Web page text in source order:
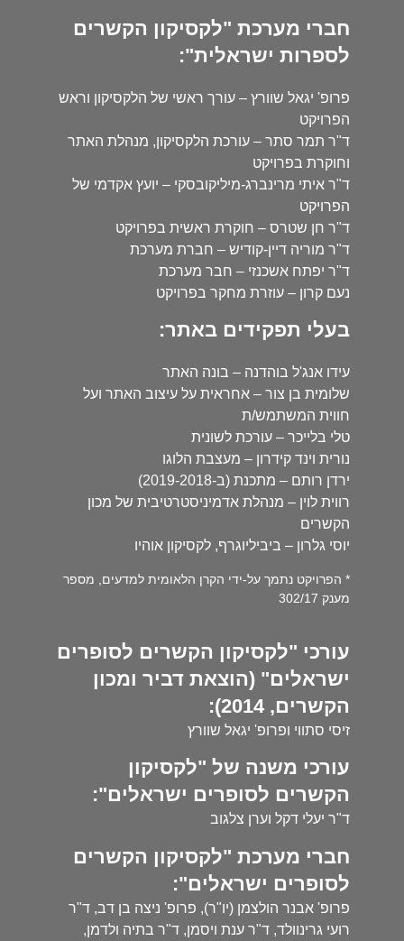
חברי מערכת "לקסיקון הקשרים
לספרות ישראלית":
פרופ' יגאל שוורץ – עורך ראשי של הלקסיקון וראש
הפרויקט
ד"ר תמר סתר – עורכת הלקסיקון, מנהלת האתר
וחוקרת בפרויקט
ד"ר איתי מרינברג-מיליקובסקי – יועץ אקדמי של
הפרויקט
ד"ר חן שטרס – חוקרת ראשית בפרויקט
ד"ר מוריה דיין-קודיש – חברת מערכת
ד"ר יפתח אשכנזי – חבר מערכת
נעם קרון – עוזרת מחקר בפרויקט
בעלי תפקידים באתר:
עידו אנג'ל בוהדנה – בונה האתר
שלומית בן צור – אחראית על עיצוב האתר ועל
חווית המשתמש/ת
טלי בלייכר – עורכת לשונית
נורית וינד קידרון – מעצבת הלוגו
ירדן רותם – מתכנת (ב-2019-2018)
רווית לוין – מנהלת אדמיניסטרטיבית של מכון
הקשרים
יוסי גלרון – ביביליוגרף, לקסיקון אוהיו
* הפרויקט נתמך על-ידי הקרן הלאומית למדעים, מספר
מענק 302/17
עורכי "לקסיקון הקשרים לסופרים
ישראלים" (הוצאת דביר ומכון
הקשרים, 2014):
זיסי סתווי ופרופ' יגאל שוורץ
עורכי משנה של "לקסיקון
הקשרים לסופרים ישראלים":
ד"ר יעלי דקל וערן צלגוב
חברי מערכת "לקסיקון הקשרים
לסופרים ישראלים":
פרופ' אבנר הולצמן (יו"ר), פרופ' ניצה בן דב, ד"ר
רועי גרינוולד, ד"ר ענת ויסמן, ד"ר בתיה ולדמן,